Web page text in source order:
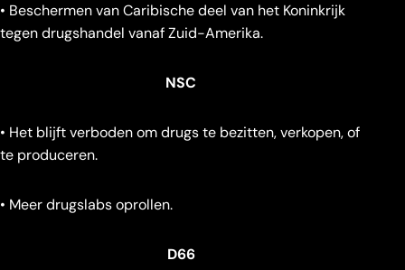
• Beschermen van Caribische deel van het Koninkrijk
tegen drugshandel vanaf Zuid-Amerika.
NSC
• Het blijft verboden om drugs te bezitten, verkopen, of
te produceren.
• Meer drugslabs oprollen.
D66